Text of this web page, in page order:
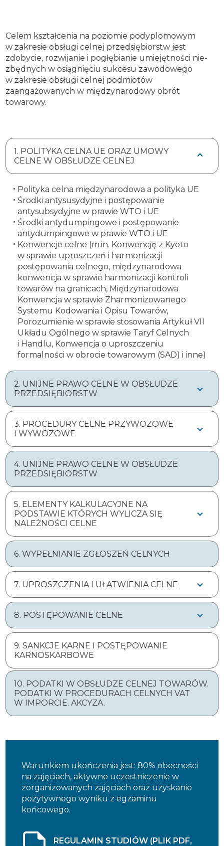
Celem kształcenia na poziomie podyplomowym
w zakresie obsługi celnej przedsiębiorstw jest
zdobycie, rozwijanie i pogłębianie umiejętności nie­
zbędnych w osiągnięciu sukcesu zawodowego
w zakresie obsługi celnej podmiotów
zaangażowanych w międzynarodowy obrót
towarowy.
1. POLITYKA CELNA UE ORAZ UMOWY
CELNE W OBSŁUDZE CELNEJ
Polityka celna międzynarodowa a polityka UE
Środki antysusydyjne i postępowanie
antysubsydyjne w prawie WTO i UE
Środki antydumpingowe i postępowanie
antydumpingowe w prawie WTO i UE
Konwencje celne (m.in. Konwencję z Kyoto
w sprawie uproszczeń i harmonizacji
postępowania celnego, międzynarodowa
konwencja w sprawie harmonizacji kontroli
towarów na granicach, Międzynarodowa
Konwencja w sprawie Zharmonizowanego
Systemu Kodowania i Opisu Towarów,
Porozumienie w sprawie stosowania Artykuł VII
Układu Ogólnego w sprawie Taryf Celnych
i Handlu, Konwencja o uproszczeniu
formalności w obrocie towarowym (SAD) i inne)
2. UNIJNE PRAWO CELNE W OBSŁUDZE
PRZEDSIĘBIORSTW
3. PROCEDURY CELNE PRZYWOZOWE
I WYWOZOWE
4. UNIJNE PRAWO CELNE W OBSŁUDZE
PRZEDSIĘBIORSTW
5. ELEMENTY KALKULACYJNE NA
PODSTAWIE KTÓRYCH WYLICZA SIĘ
NALEŻNOŚCI CELNE
6. WYPEŁNIANIE ZGŁOSZEŃ CELNYCH
7. UPROSZCZENIA I UŁATWIENIA CELNE
8. POSTĘPOWANIE CELNE
9. SANKCJE KARNE I POSTĘPOWANIE
KARNOSKARBOWE
10. PODATKI W OBSŁUDZE CELNEJ TOWARÓW.
PODATKI W PROCEDURACH CELNYCH VAT
W IMPORCIE. AKCYZA.
Warunkiem ukończenia jest: 80% obecności
na zajęciach, aktywne uczestniczenie w
zorganizowanych zajęciach oraz uzyskanie
pozytywnego wyniku z egzaminu
końcowego.
REGULAMIN STUDIÓW (PLIK PDF,